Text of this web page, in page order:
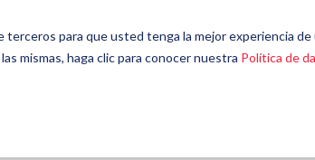
para que usted tenga la mejor experiencia
mismas, haga clic para conocer nuestra Política de
somos
aliados